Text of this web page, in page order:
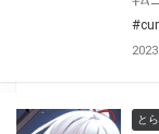
と